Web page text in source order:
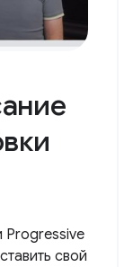
Progressive
свой